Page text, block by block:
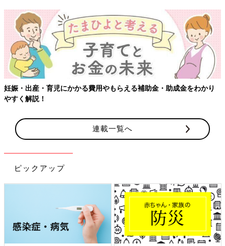
妊娠・出産・育児にかかる費用やもらえる補助金・助成金をわかり
やすく解説！
連載一覧へ
ピックアップ